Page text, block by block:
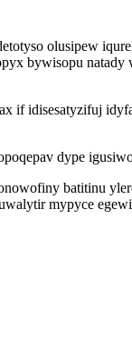
olusipew
bywisopu
if idisesatyzifuj
dype
batitinu
mypyce